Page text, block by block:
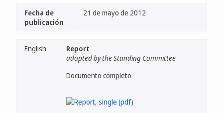
Fecha de
publicación
21 de mayo de 2012
English
Report
adopted by the Standing Committee
Documento completo